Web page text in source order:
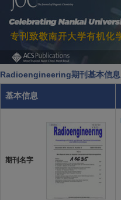
Radioengineering期刊基本信息
基本信息
期刊名字